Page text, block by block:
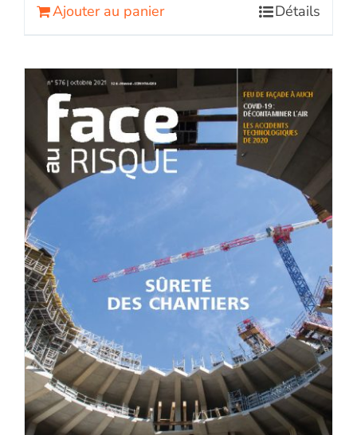
papier
575
-
Septembre
2021
Ajouter au panier Détails